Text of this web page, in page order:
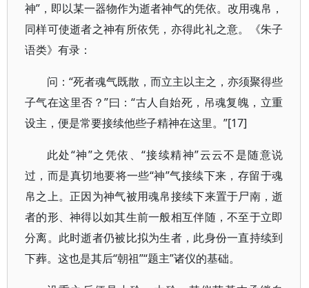
神”，即以某一器物作为逝者神气的凭依。改用魂帛，
同样可使逝者之神有所依凭，亦得此礼之意。《朱子
语类》有录：
问：“死者魂气既散，而立主以主之，亦须聚得些
子气在这里否？”曰：“古人自始死，吊魂复魄，立重
设主，便是常要接续他些子精神在这里。”[17]
此处“神”之凭依、“接续精神”云云不是随意说
过，而是真切地要将一些“神”气接续下来，存留于魂
帛之上。正因为神气被用魂帛接续下来置于尸南，逝
者的形、神得以如其生前一般相互伴随，不至于立即
分离。此时逝者仍被比拟为生者，此身份一直持续到
下葬。这也是其后“朝祖”“题主”诸仪的基础。